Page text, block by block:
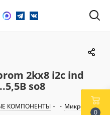
2kх8 i2c ind
so8
КОМПОНЕНТЫ - Микросхемы
0